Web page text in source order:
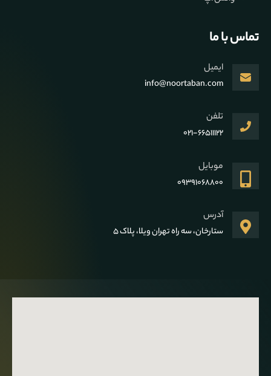
تماس با ما
ایمیل
info@noortaban.com
تلفن
021-66511122
موبایل
09391068800
آدرس
ستارخان، سه راه تهران ویلا، پلاک 5